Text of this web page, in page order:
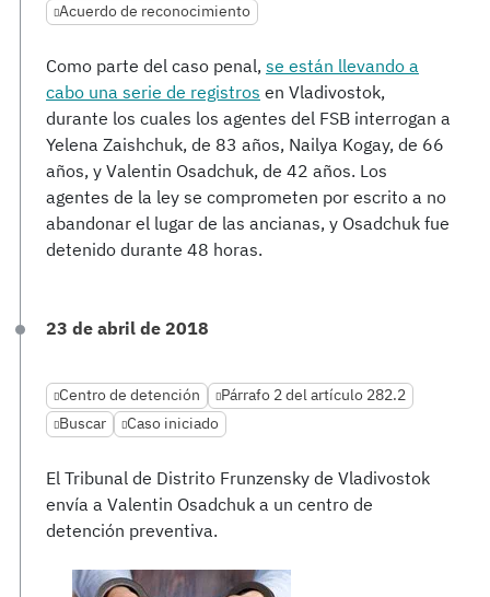
Acuerdo de reconocimiento
Como parte del caso penal, se están llevando a
cabo una serie de registros en Vladivostok,
durante los cuales los agentes del FSB interrogan a
Yelena Zaishchuk, de 83 años, Nailya Kogay, de 66
años, y Valentin Osadchuk, de 42 años. Los
agentes de la ley se comprometen por escrito a no
abandonar el lugar de las ancianas, y Osadchuk fue
detenido durante 48 horas.
23 de abril de 2018
Centro de detención
Párrafo 2 del artículo 282.2
Buscar
Caso iniciado
El Tribunal de Distrito Frunzensky de Vladivostok
envía a Valentin Osadchuk a un centro de
detención preventiva.